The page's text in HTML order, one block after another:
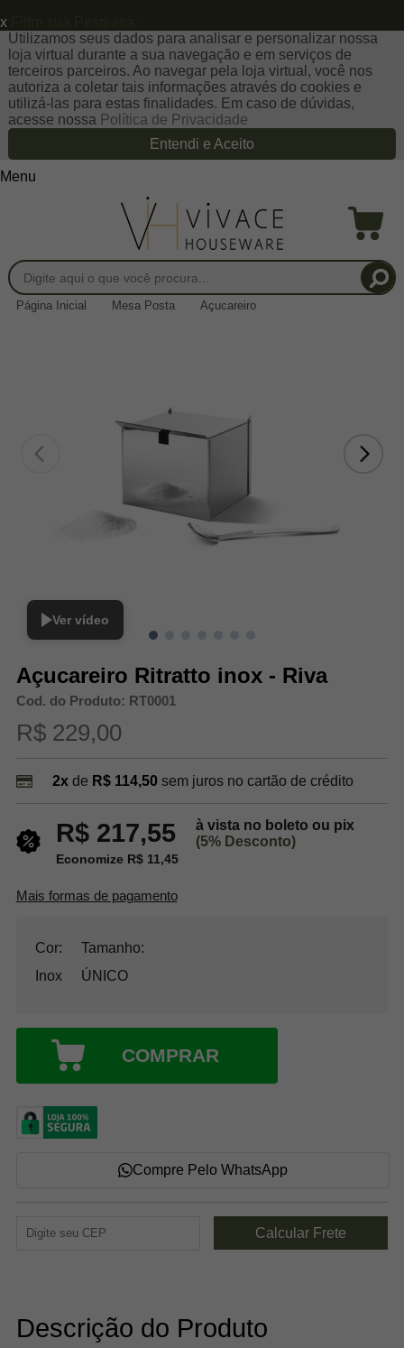
x
Utilizamos seus dados para analisar e personalizar nossa
loja virtual durante a sua navegação e em serviços de
terceiros parceiros. Ao navegar pela loja virtual, você nos
autoriza a coletar tais informações através do cookies e
utilizá-las para estas finalidades. Em caso de dúvidas,
acesse nossa Política de Privacidade
Entendi e Aceito
Menu
Página Inicial Mesa Posta Açucareiro
Ver vídeo
Açucareiro Ritratto inox - Riva
Cod. do Produto: RT0001
R$ 229,00
2xde R$ 114,50 sem juros no cartão de crédito
R$ 217,55
à vista no boleto ou pix
(5% Desconto)
Economize R$ 11,45
Mais formas de pagamento
Cor:
Inox
Tamanho:
ÚNICO
COMPRAR
Compre Pelo WhatsApp
Descrição do Produto